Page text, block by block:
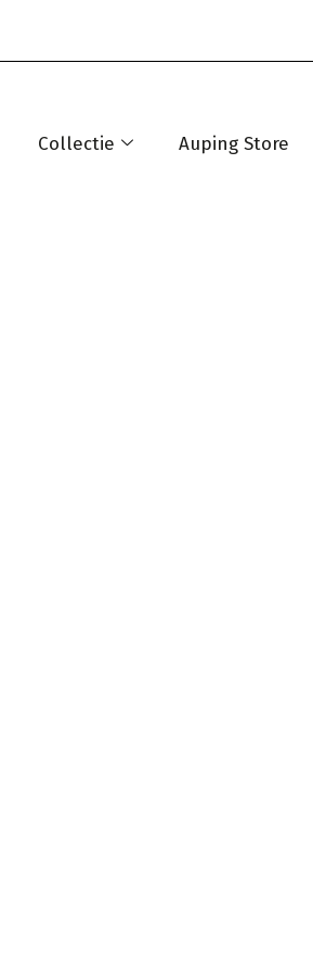
Collectie Auping Store